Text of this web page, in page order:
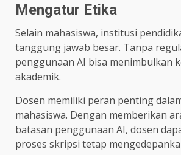
Mengatur Etika
Selain mahasiswa, institusi
tanggung jawab besar. Tanpa
penggunaan AI bisa menimbulkan
akademik.
Dosen memiliki peran penting
mahasiswa. Dengan memberikan
batasan penggunaan AI, dosen
proses skripsi tetap